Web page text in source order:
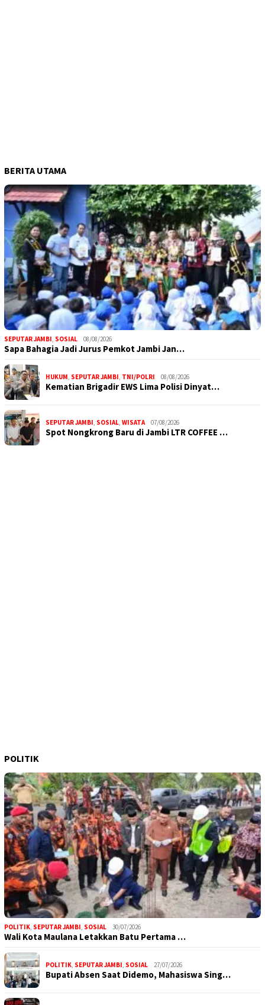
BERITA UTAMA
SEPUTAR JAMBI, SOSIAL 08/08/2026
Sapa Bahagia Jadi Jurus Pemkot Jambi Jan…
HUKUM, SEPUTAR JAMBI, TNI/POLRI 08/08/2026
Kematian Brigadir EWS Lima Polisi Dinyat…
SEPUTAR JAMBI, SOSIAL, WISATA 07/08/2026
Spot Nongkrong Baru di Jambi LTR COFFEE …
POLITIK
POLITIK, SEPUTAR JAMBI, SOSIAL 30/07/2026
Wali Kota Maulana Letakkan Batu Pertama …
POLITIK, SEPUTAR JAMBI, SOSIAL 27/07/2026
Bupati Absen Saat Didemo, Mahasiswa Sing…